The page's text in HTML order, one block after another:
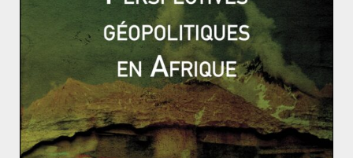
«hard power
», sa capacité à envoyer des fonds et
octroyés des prêts, les pays développés usent de leur
soft power
», leur savoir-faire afin de se positionner
dans les pays en développement. Pour exemple,
participer à la construction d’un système éducatif ou
sanitaire permet de partager ses normes et pratiques,
créant ainsi un lien et une certaine forme de
dépendance. Les importantes réserves des pays